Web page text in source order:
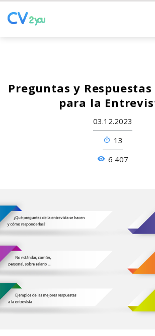
Preguntas y Respuestas
para la
03.12.2023
13
6 407